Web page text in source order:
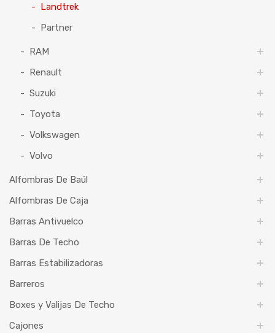
Landtrek
Partner
RAM
Renault
Suzuki
Toyota
Volkswagen
Volvo
Alfombras De Baúl
Alfombras De Caja
Barras Antivuelco
Barras De Techo
Barras Estabilizadoras
Barreros
Boxes y Valijas De Techo
Cajones